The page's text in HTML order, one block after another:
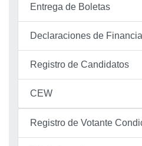
Entrega de Boletas
Declaraciones de
Registro de Candidatos
CEW
Registro de Votante